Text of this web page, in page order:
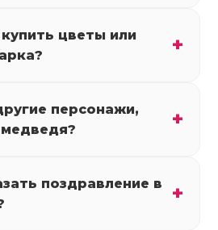
цветы или
персонажи,
поздравление в